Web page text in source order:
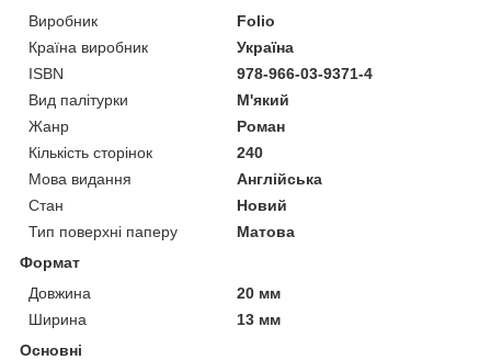
Виробник
Folio
Країна виробник
Україна
ISBN
978-966-03-9371-4
Вид палітурки
М'який
Жанр
Роман
Кількість сторінок
240
Мова видання
Англійська
Стан
Новий
Тип поверхні паперу
Матова
Формат
Довжина
20 мм
Ширина
13 мм
Основні